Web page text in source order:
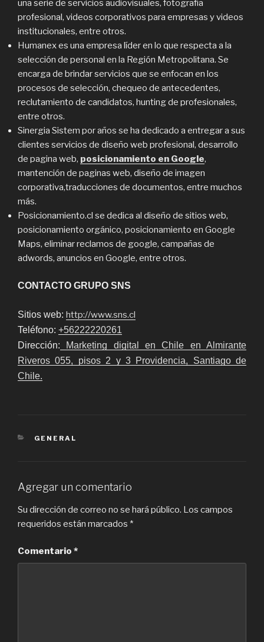
una serie de servicios audiovisuales, fotografía
profesional, videos corporativos para empresas y videos
institucionales, entre otros.
Humanex es una empresa líder en lo que respecta a la
selección de personal en la Región Metropolitana. Se
encarga de brindar servicios que se enfocan en los
procesos de selección, chequeo de antecedentes,
reclutamiento de candidatos, hunting de profesionales,
entre otros.
Sinergia Sistem por años se ha dedicado a entregar a sus
clientes servicios de diseño web profesional, desarrollo
de pagina web, posicionamiento en Google,
mantención de paginas web, diseño de imagen
corporativa,traducciones de documentos, entre muchos
más.
Posicionamiento.cl se dedica al diseño de sitios web,
posicionamiento orgánico, posicionamiento en Google
Maps, eliminar reclamos de google, campañas de
adwords, anuncios en Google, entre otros.
CONTACTO GRUPO SNS
Sitios web: http://www.sns.cl
Teléfono: +56222220261
Dirección: Marketing digital en Chile en Almirante
Riveros 055, pisos 2 y 3 Providencia, Santiago de
Chile.
CATEGORIES
GENERAL
Agregar un comentario
Su dirección de correo no se hará público. Los campos
requeridos están marcados *
Comentario *